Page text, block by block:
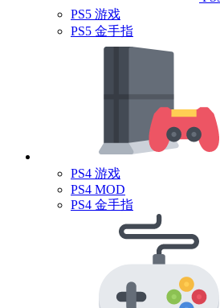
PS5 游戏
PS5 金手指
PS4 游戏
PS4 MOD
PS4 金手指